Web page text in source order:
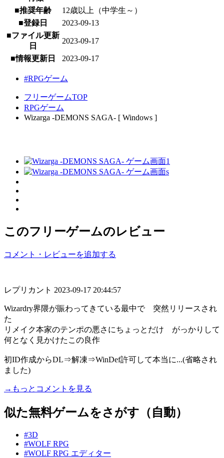
■推奨年齢
12歳以上（中学生～）
■登録日
2023-09-13
■ファイル更新
日
2023-09-17
■情報更新日 2023-09-17
#RPGゲーム
フリーゲームTOP
RPGゲーム
Wizarga -DEMONS SAGA- [ Windows ]
このフリーゲームのレビュー
コメント・レビューを追加する
レプリカント 2023-09-17 20:44:57
Wizardry界隈が賑わってきている最中で 突然リリースされ
た
リメイク本家のテンポの悪さにちょっとだけ がっかりして
何となく見かけたこの良作
初ID作成からDL⇒解凍⇒WinDef許可して本当に...(省略され
ました)
→もっとコメントを見る
似た無料ゲームをさがす（自動）
#3D
#WOLF RPG
#WOLF RPG エディター